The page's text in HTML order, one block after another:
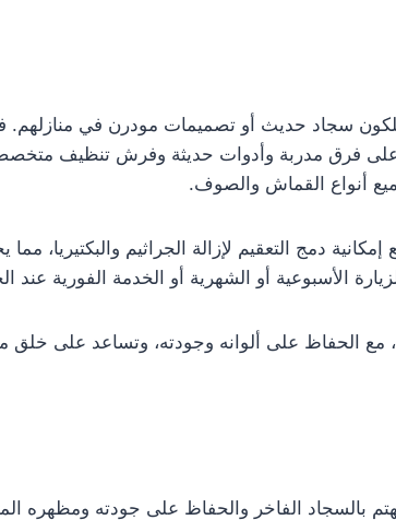
سجاد حديث أو تصميمات مودرن في منازلهم.
فرق مدربة وأدوات حديثة وفرش تنظيف
أنواع القماش والصوف.
دمج التعقيم لإزالة الجراثيم والبكتيريا،
الأسبوعية أو الشهرية أو الخدمة الفورية عند
مع الحفاظ على ألوانه وجودته، وتساعد على
بالسجاد الفاخر والحفاظ على جودته ومظهره